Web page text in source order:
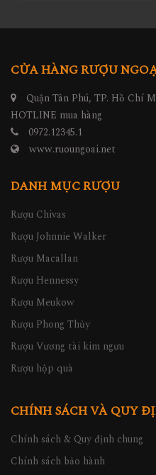
CỬA HÀNG RƯỢU
Quận Tân Phú, TP. Hồ Chí
HOTLINE mua hàng
0972.12345.1
www.ruoungoai.net
DANH MỤC RƯỢU
Rượu Chivas
Rượu Johnnie Walker
Rượu Macallan
Rượu Hennessy
Rượu Meukow
Rượu Phong Thủy
Rượu Vương tài kim ngưu
Rượu hộp quà
CHÍNH SÁCH VÀ QUY
Chính sách & Quy định chung
Chính sách bảo hành